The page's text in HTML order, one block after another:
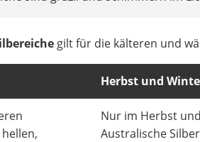
gilt für die kälteren und
Herbst und
Nur im Herbst
Australische